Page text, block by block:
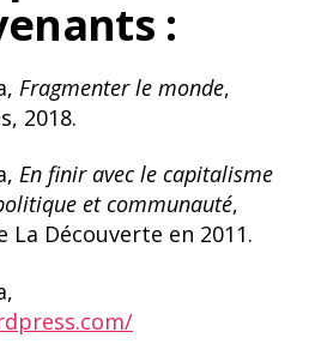
:
Fragmenter le monde,
2018.
En finir avec le capitalisme
et communauté,
Découverte en 2011.